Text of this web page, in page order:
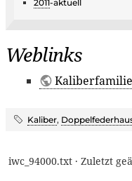
2011-aktuell
Weblinks
Kaliber,
iwc_94000.txt · Zuletzt